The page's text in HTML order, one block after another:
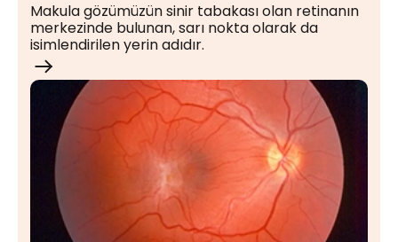
Makula gözümüzün sinir tabakası olan retinanın
merkezinde bulunan, sarı nokta olarak da
isimlendirilen yerin adıdır.